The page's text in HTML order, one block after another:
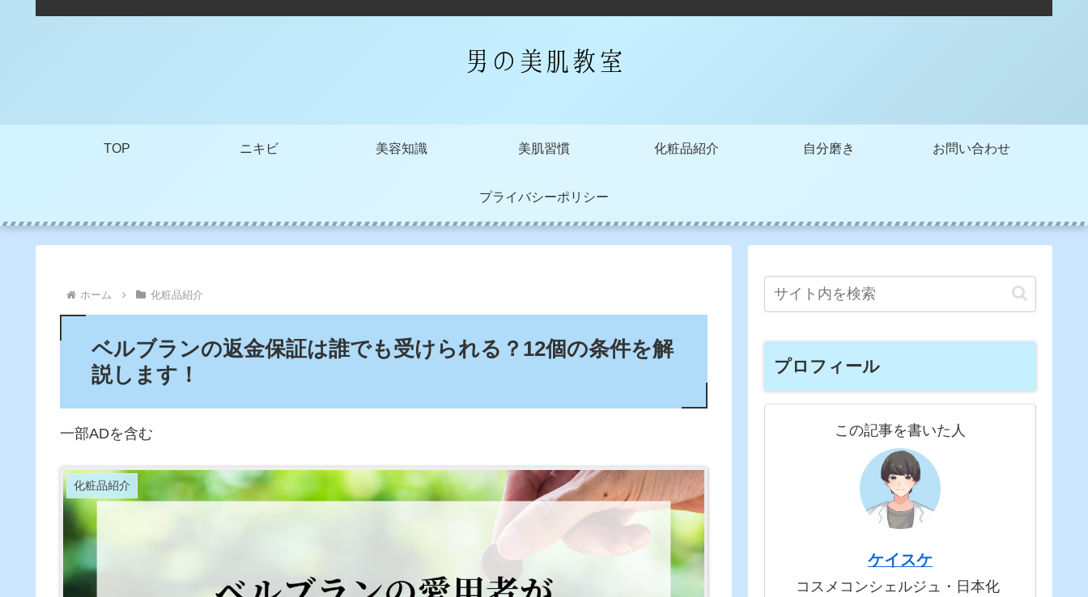
TOP ニキビ 美容知識 美肌習慣 化粧品紹介 自分磨き お問い合わせ
プライバシーポリシー
ホーム 化粧品紹介
ベルブランの返金保証は誰でも受けられる？12個の条件を解
説します！
一部ADを含む
化粧品紹介
プロフィール
この記事を書いた人
ケイスケ
コスメコンシェルジュ・日本化